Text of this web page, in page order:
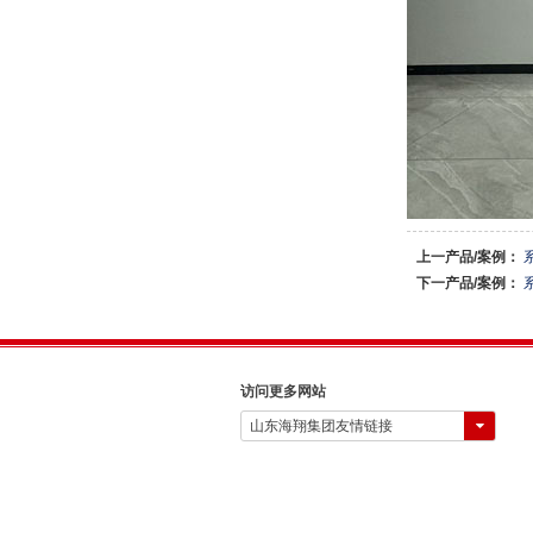
上一产品/案例：
下一产品/案例：
访问更多网站
山东海翔集团友情链接